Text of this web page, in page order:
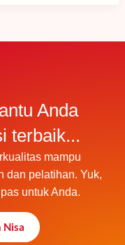
Anda
terbaik...
mampu
dan pelatihan. Yuk,
untuk Anda.
Nisa